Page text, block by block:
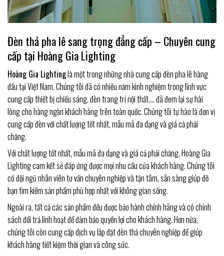
Đèn thả pha lê sang trọng đẳng cấp – Chuyên cung
cấp tại Hoàng Gia Lighting
Hoàng Gia Lightinglà một trong những nhà cung cấp đèn pha lê hàng
đầu tại Việt Nam. Chúng tôi đã có nhiều năm kinh nghiệm trong lĩnh vực
cung cấp thiết bị chiếu sáng, đèn trang trí nội thất…. đã đem lại sự hài
lòng cho hàng ngàn khách hàng trên toàn quốc. Chúng tôi tự hào là đơn vị
cung cấp đèn với chất lượng tốt nhất, mẫu mã đa dạng và giá cả phải
chăng.
Với chất lượng tốt nhất, mẫu mã đa dạng và giá cả phải chăng, Hoàng Gia
Lighting cam kết sẽ đáp ứng được mọi nhu cầu của khách hàng. Chúng tôi
có đội ngũ nhân viên tư vấn chuyên nghiệp và tận tâm, sẵn sàng giúp đỡ
bạn tìm kiếm sản phẩm phù hợp nhất với không gian sống.
Ngoài ra, tất cả các sản phẩm đều được bảo hành chính hãng và có chính
sách đổi trả linh hoạt để đảm bảo quyền lợi cho khách hàng. Hơn nữa,
chúng tôi còn cung cấp dịch vụ lắp đặt đèn thả chuyên nghiệp để giúp
khách hàng tiết kiệm thời gian và công sức.